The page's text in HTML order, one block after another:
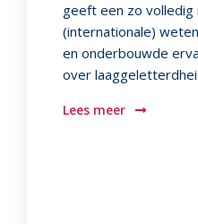
geeft een zo volledig
(internationale)
en onderbouwde
over
Lees meer